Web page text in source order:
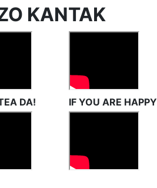
KANTAK
DA! IF YOU ARE HAPPY